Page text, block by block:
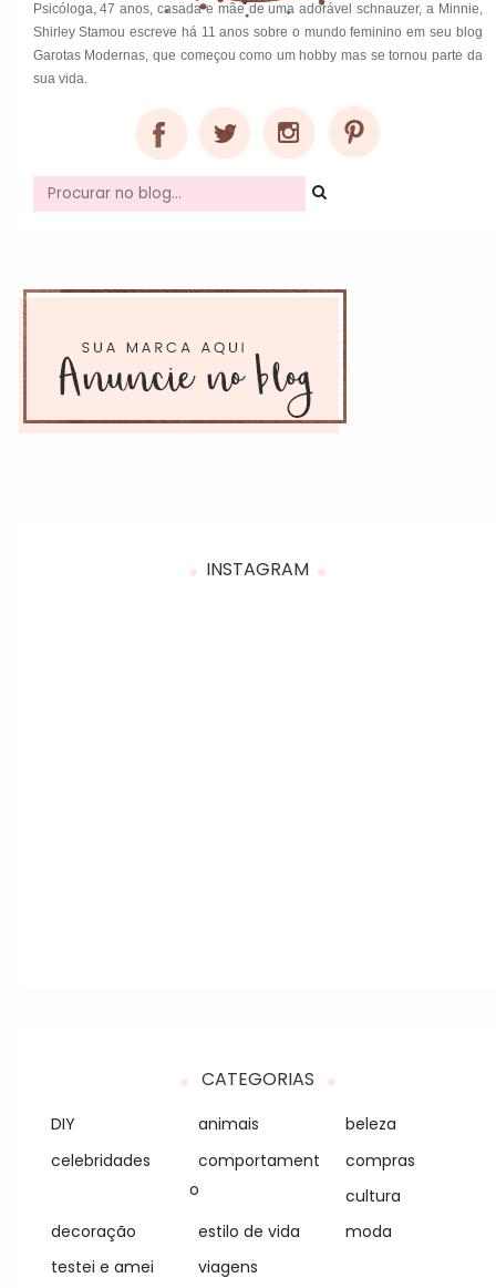
Psicóloga, 47 anos, casada e mãe de uma adorável schnauzer, a Minnie,
Shirley Stamou escreve há 11 anos sobre o mundo feminino em seu blog
Garotas Modernas, que começou como um hobby mas se tornou parte da
sua vida.
INSTAGRAM
CATEGORIAS
DIY animais
beleza
celebridades
comportament
o
compras
cultura
decoração
estilo de vida
moda
testei e amei
viagens